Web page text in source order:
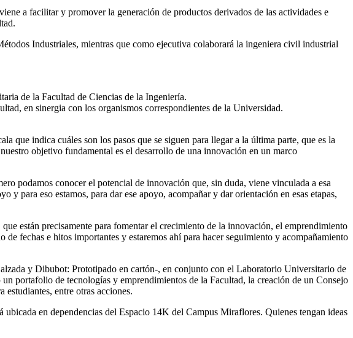
a facilitar y promover la generación de productos derivados de las actividades e
Industriales, mientras que como ejecutiva colaborará la ingeniera civil industrial
de la Facultad de Ciencias de la Ingeniería.
en sinergia con los organismos correspondientes de la Universidad.
que indica cuáles son los pasos que se siguen para llegar a la última parte, que es la
objetivo fundamental es el desarrollo de una innovación en un marco
podamos conocer el potencial de innovación que, sin duda, viene vinculada a esa
para eso estamos, para dar ese apoyo, acompañar y dar orientación en esas etapas,
están precisamente para fomentar el crecimiento de la innovación, el emprendimiento
fechas e hitos importantes y estaremos ahí para hacer seguimiento y acompañamiento
y Dibubot: Prototipado en cartón-, en conjunto con el Laboratorio Universitario de
portafolio de tecnologías y emprendimientos de la Facultad, la creación de un Consejo
entre otras acciones.
en dependencias del Espacio 14K del Campus Miraflores. Quienes tengan ideas